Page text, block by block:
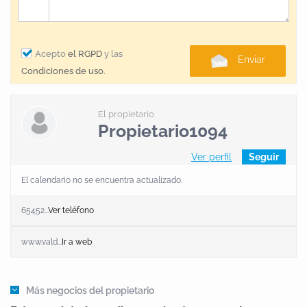
Nuestra Señora de Santa María de las Cuevas, sede
de la cerámica de Pigman y, más recientemente, de
Acepto el RGPD y las
Condiciones de uso.
Enviar
El propietario
Propietario1094
Ver perfil Seguir
El calendario no se encuentra actualizado.
65452... Ver teléfono
www.vald... Ir a web
Más negocios del propietario